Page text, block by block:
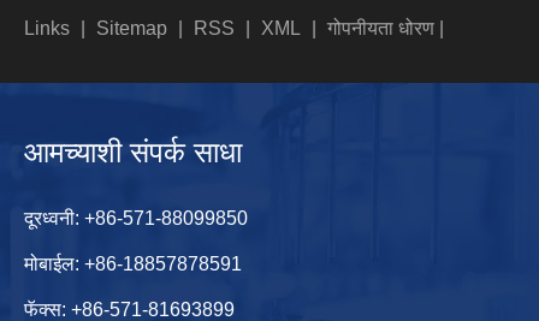
Links Sitemap RSS XML गोपनीयता धोरण
आमच्याशी संपर्क साधा
दूरध्वनी: +86-571-88099850
मोबाईल: +86-18857878591
फॅक्स: +86-571-81693899